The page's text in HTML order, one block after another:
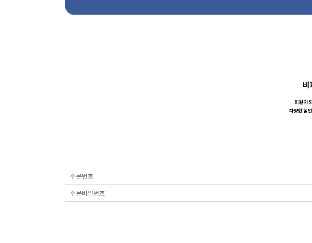
비
회원이
다양한 할